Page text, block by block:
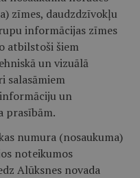
zīmes, daudzdzīvokļu
informācijas zīmes
atbilstoši šiem
un vizuālā
salasāmiem
un
prasībām.
numura (nosaukuma)
noteikumos
Alūksnes novada